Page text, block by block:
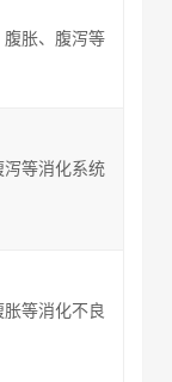
胀、腹泻等
等消化系统
等消化不良